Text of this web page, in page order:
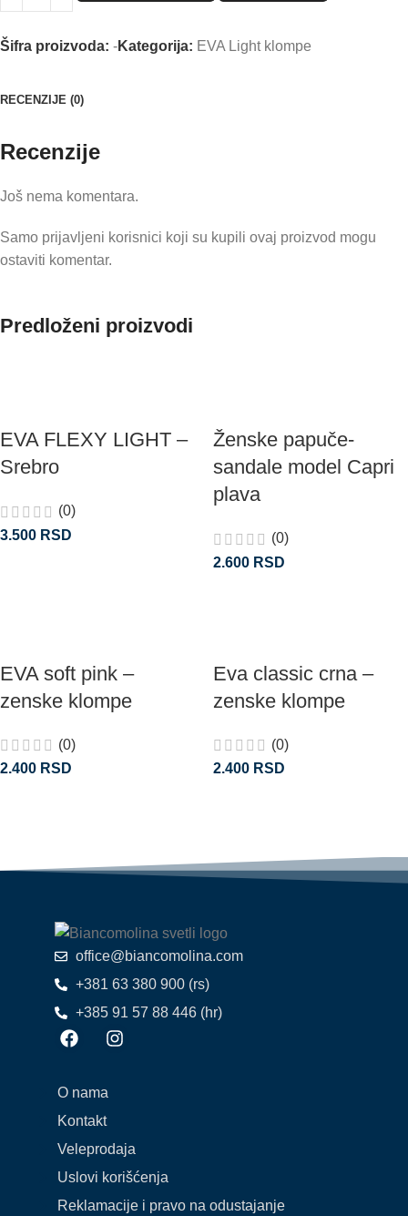
Šifra proizvoda: -Kategorija: EVA Light klompe
RECENZIJE (0)
Recenzije
Još nema komentara.
Samo prijavljeni korisnici koji su kupili ovaj proizvod mogu
ostaviti komentar.
Predloženi proizvodi
EVA FLEXY LIGHT –
Srebro
(0)
3.500 RSD
Ženske papuče-
sandale model Capri
plava
(0)
2.600 RSD
EVA soft pink –
zenske klompe
(0)
2.400 RSD
Eva classic crna –
zenske klompe
(0)
2.400 RSD
office@biancomolina.com
+381 63 380 900 (rs)
+385 91 57 88 446 (hr)
O nama
Kontakt
Veleprodaja
Uslovi korišćenja
Reklamacije i pravo na odustajanje